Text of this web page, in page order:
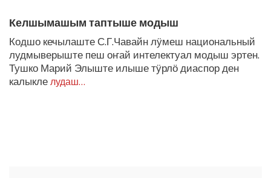
Келшымашым таптыше модыш
Кодшо кечылаште С.Г.Чавайн лӱмеш национальный
лудмыверыште пеш оҥай интелектуал модыш эртен.
Тушко Марий Элыште илыше тӱрлӧ диаспор ден
калыклелудаш…